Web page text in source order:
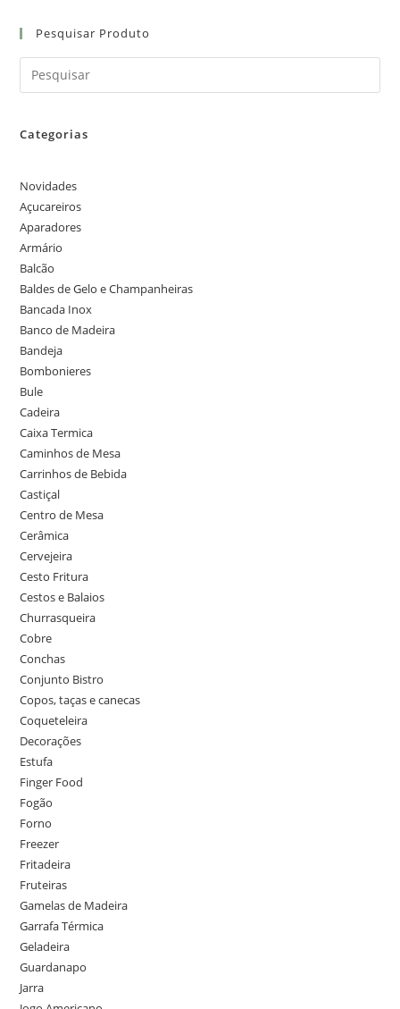
Pesquisar Produto
Categorias
Novidades
Açucareiros
Aparadores
Armário
Balcão
Baldes de Gelo e Champanheiras
Bancada Inox
Banco de Madeira
Bandeja
Bombonieres
Bule
Cadeira
Caixa Termica
Caminhos de Mesa
Carrinhos de Bebida
Castiçal
Centro de Mesa
Cerâmica
Cervejeira
Cesto Fritura
Cestos e Balaios
Churrasqueira
Cobre
Conchas
Conjunto Bistro
Copos, taças e canecas
Coqueteleira
Decorações
Estufa
Finger Food
Fogão
Forno
Freezer
Fritadeira
Fruteiras
Gamelas de Madeira
Garrafa Térmica
Geladeira
Guardanapo
Jarra